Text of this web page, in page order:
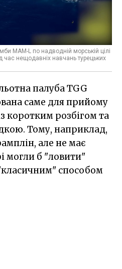
MAM-L по надводній морській цілі
час нещодавніх навчань турецьких
палуба TGG
саме для прийому
коротким розбігом та
Тому, наприклад,
але не має
могли б "ловити"
"класичним" способом